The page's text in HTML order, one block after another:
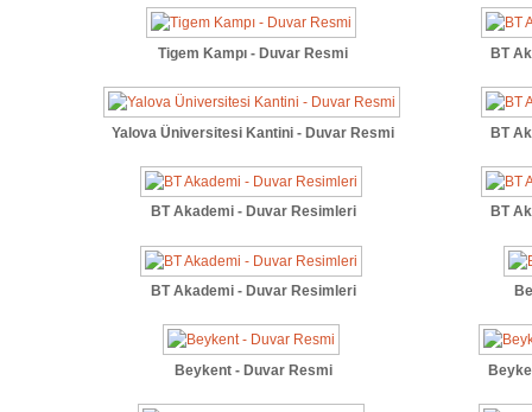
Tigem Kampı - Duvar Resmi BT
Yalova Üniversitesi Kantini - Duvar Resmi BT
BT Akademi - Duvar Resimleri BT
BT Akademi - Duvar Resimleri
Beykent - Duvar Resmi